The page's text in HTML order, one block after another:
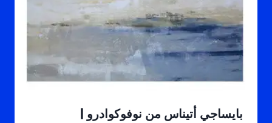
بايساجي أتيناس من نوفوكوادرو |